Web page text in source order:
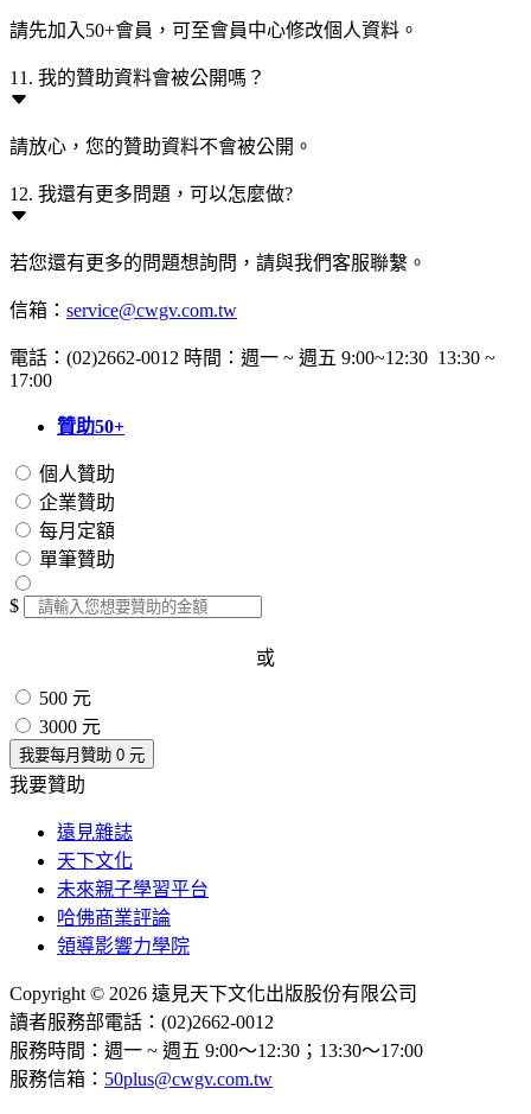
請先加入50+會員，可至會員中心修改個人資料。
11. 我的贊助資料會被公開嗎？
請放心，您的贊助資料不會被公開。
12. 我還有更多問題，可以怎麼做?
若您還有更多的問題想詢問，請與我們客服聯繫。
信箱： service@cwgv.com.tw
電話：(02)2662-0012 時間：週一 ~ 週五 9:00~12:30 13:30 ~
17:00
贊助50+
個人贊助
企業贊助
每月定額
單筆贊助
$
或
500 元
3000 元
我要每月贊助 0 元
我要贊助
遠見雜誌
天下文化
未來親子學習平台
哈佛商業評論
領導影響力學院
Copyright © 2026 遠見天下文化出版股份有限公司
讀者服務部電話：(02)2662-0012
服務時間：週一 ~ 週五 9:00～12:30；13:30～17:00
服務信箱： 50plus@cwgv.com.tw